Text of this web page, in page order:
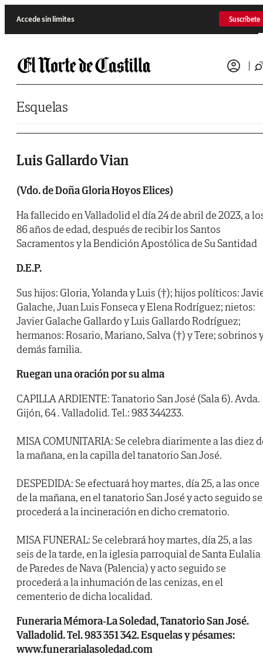
Accede sin límites Suscríbete
Esquelas
Luis Gallardo Vian
(Vdo. de Doña Gloria Hoyos Elices)
Ha fallecido en Valladolid el día 24 de abril de 2023, a
86 años de edad, después de recibir los Santos
Sacramentos y la Bendición Apostólica de Su Santidad
D.E.P.
Sus hijos: Gloria, Yolanda y Luis (†); hijos políticos:
Galache, Juan Luis Fonseca y Elena Rodríguez; nietos:
Javier Galache Gallardo y Luis Gallardo Rodríguez;
hermanos: Rosario, Mariano, Salva (†) y Tere; sobrinos
demás familia.
Ruegan una oración por su alma
CAPILLA ARDIENTE: Tanatorio San José (Sala 6). Avda.
Gijón, 64 . Valladolid. Tel.: 983 344233.
MISA COMUNITARIA: Se celebra diarimente a las diez
la mañana, en la capilla del tanatorio San José.
DESPEDIDA: Se efectuará hoy martes, día 25, a las once
de la mañana, en el tanatorio San José y acto seguido se
procederá a la incineración en dicho crematorio.
MISA FUNERAL: Se celebrará hoy martes, día 25, a las
seis de la tarde, en la iglesia parroquial de Santa Eulalia
de Paredes de Nava (Palencia) y acto seguido se
procederá a la inhumación de las cenizas, en el
cementerio de dicha localidad.
Funeraria Mémora-La Soledad, Tanatorio San José.
Valladolid. Tel. 983 351 342. Esquelas y pésames:
www.funerarialasoledad.com